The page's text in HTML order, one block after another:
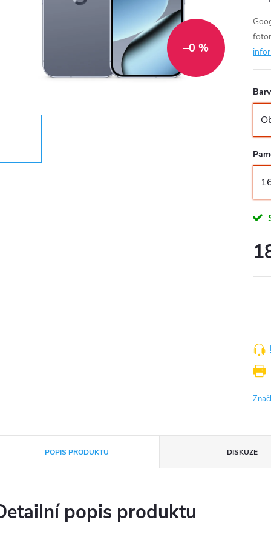
–0 %
POPIS PRODUKTU DISKUZE
popis produktu